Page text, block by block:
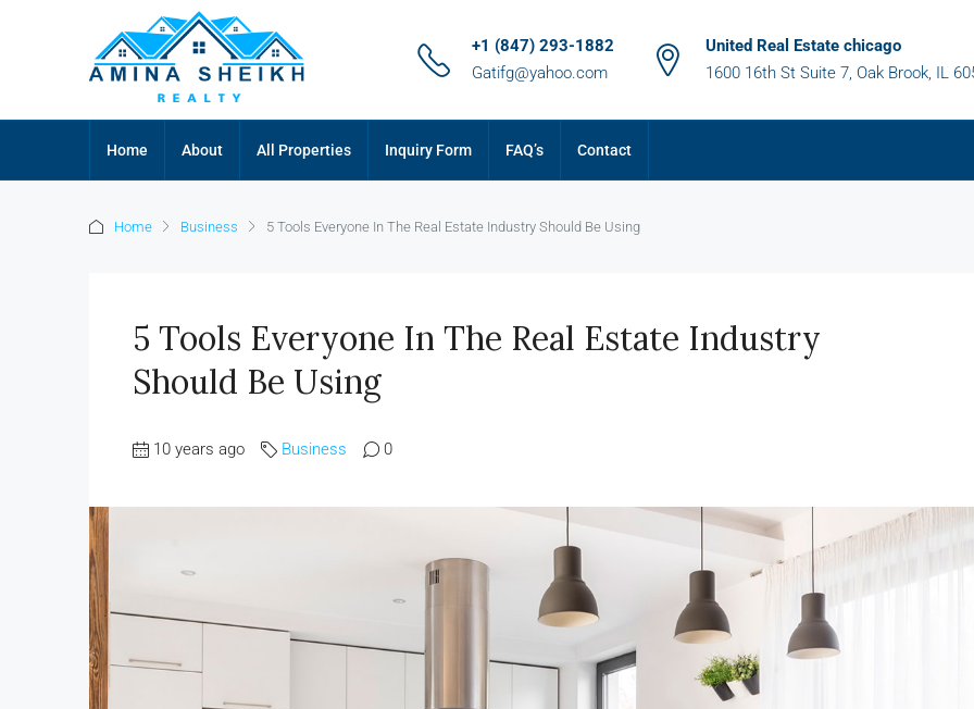
+1 (847) 293-1882
Gatifg@yahoo.com
United Real Estate chicago
1600 16th St Suite 7, Oak Brook, IL
Home About All Properties Inquiry Form FAQ’s Contact
Home Business 5 Tools Everyone In The Real Estate Industry Should Be Using
5 Tools Everyone In The Real Estate Industry
Should Be Using
10 years ago Business 0